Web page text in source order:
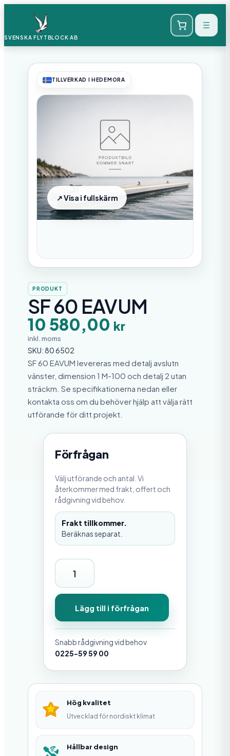
SVENSKA FLYTBLOCK AB
TILLVERKAD I HEDEMORA
PRODUKT
SF 60 EAVUM
10 580,00 kr
inkl. moms
SKU:80 6502
SF 60 EAVUM levereras med detalj avslutn
vänster, dimension 1 M-100 och detalj 2 utan
sträckm. Se specifikationerna nedan eller
kontakta oss om du behöver hjälp att välja rätt
utförande för ditt projekt.
Förfrågan
Välj utförande och antal. Vi
återkommer med frakt, offert och
rådgivning vid behov.
Frakt tillkommer.
Beräknas separat.
S
F
6
0
E
A
U
m
ä
n
Lägg till i förfrågan
Snabb rådgivning vid behov
0225-59 59 00
Hög kvalitet
Utvecklad för nordiskt klimat
Hållbar design